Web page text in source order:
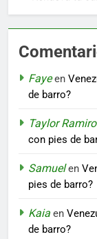
Fayeen
de barro?
Taylor Ramiro
con pies de
Samuelen
pies de barro?
Kaia en
de barro?